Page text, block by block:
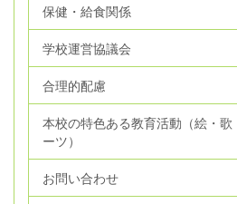
保健・給食関係
学校運営協議会
合理的配慮
本校の特色ある教育活動（絵・歌
ーツ）
お問い合わせ